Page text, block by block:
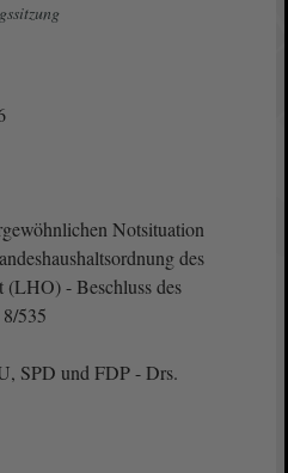
Notsituation
des
(LHO) - Beschluss des
8/535
SPD und FDP - Drs.